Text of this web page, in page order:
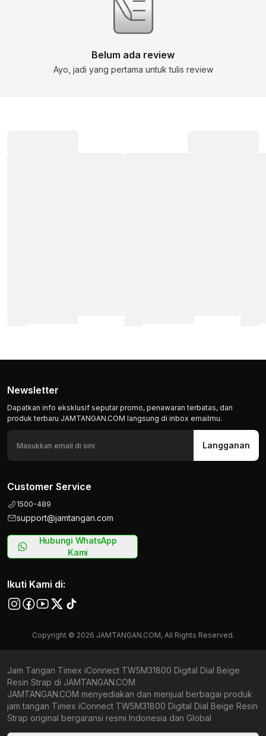
Newsletter
Dapatkan info eksklusif seputar promo, penawaran terbatas, dan
produk terbaru JAMTANGAN.COM langsung di inbox emailmu.
Langganan
Customer Service
1500-489
support@jamtangan.com
Hubungi WhatsApp
Kami
Ikuti Kami di:
Copyright © 2026 JAMTANGAN.COM, All Rights Reserved.
Jam Tangan Timex iConnect TW5M31800 Digital Dial Beige
Resin Strap di JAMTANGAN.COM
JAMTANGAN.COM menyediakan dan menjual berbagai produk
jam tangan Timex iConnect TW5M31800 Digital Dial Beige Resin
Strap original bergaransi resmi Indonesia dan Global
Belum ada review
Ayo, jadi yang pertama untuk tulis review